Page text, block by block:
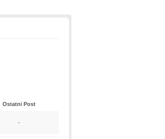
Ostatni Post
-